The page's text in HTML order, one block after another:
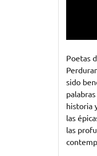
Poetas
sido
historia
las
las